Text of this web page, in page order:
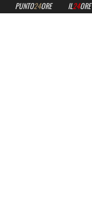
PUNTO24ORE IL24ORE